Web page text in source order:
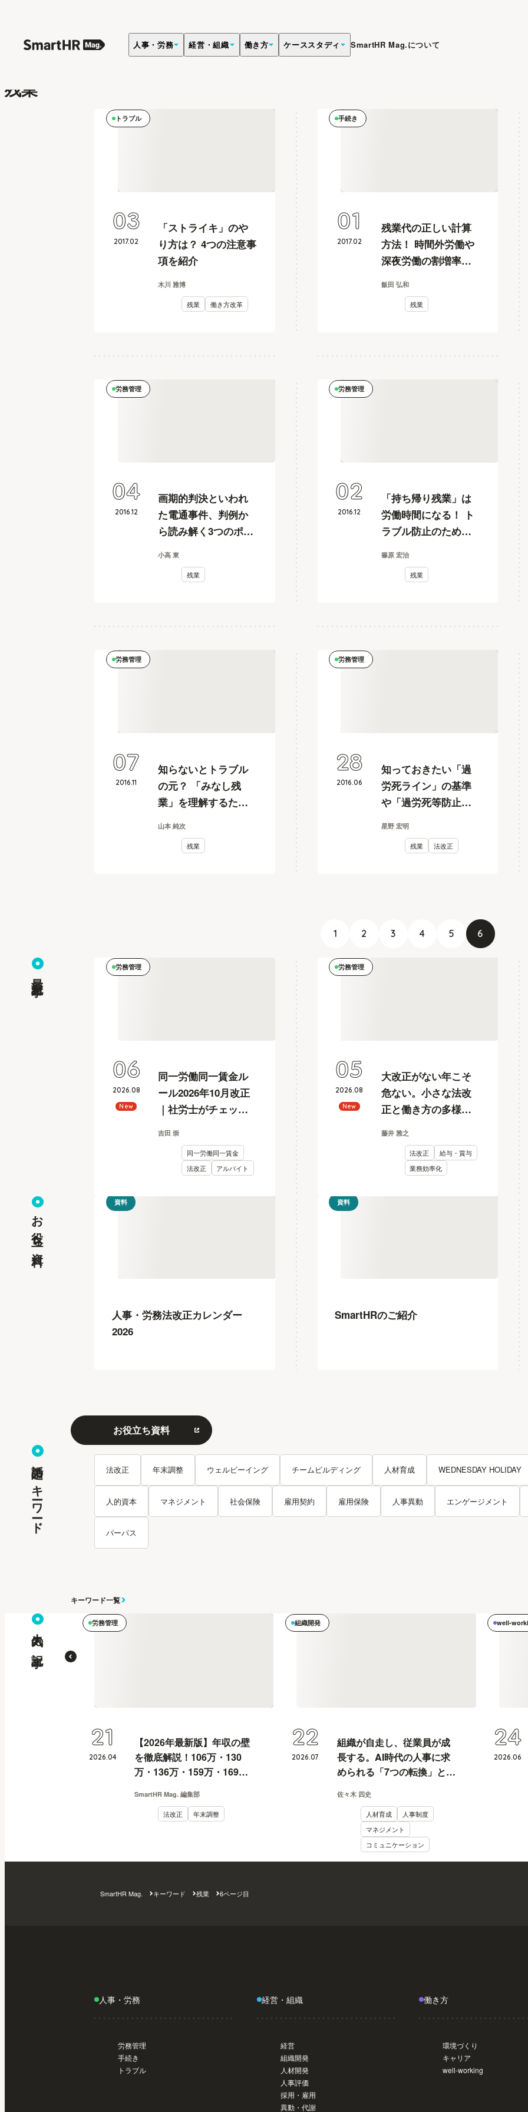
人事・労務 経営・組織 働き方 ケーススタディ SmartHR Mag.について
残業
トラブル
「ストライキ」のや
り方は？ 4つの注意事
項を紹介
木川 雅博
残業 働き方改革
2017.02
03
手続き
残業代の正しい計算
方法！ 時間外労働や
深夜労働の割増率を
飯田 弘和
残業
2017.02
01
労務管理
画期的判決といわれ
た電通事件、判例か
ら読み解く3つのポイ
小高 東
残業
2016.12
04
労務管理
「持ち帰り残業」は
労働時間になる！ ト
ラブル防止のために
とは？
篠原 宏治
残業
2016.12
02
労務管理
知らないとトラブル
の元？ 「みなし残
業」を理解するため
山本 純次
残業
2016.11
07
労務管理
知っておきたい「過
労死ライン」の基準
や「過労死等防止対
星野 宏明
残業 法改正
2016.06
28
1 2 3 4 5 6
労務管理
同一労働同一賃金ル
ール2026年10月改正
｜社労士がチェック
吉田 崇
同一労働同一賃金
法改正
アルバイト
2026.08
06
New
労務管理
大改正がない年こそ
危ない。小さな法改
正と働き方の多様化
算とリスク管理
藤井 雅之
法改正
給与・賞与
業務効率化
2026.08
05
New
お役立ち資料
資料
人事・労務法改正カレンダー
2026
資料
SmartHRのご紹介
お役立ち資料
話題のキーワード 法改正 年末調整 ウェルビーイング チームビルディング 人材育成 WEDNESDAY HOLIDAY
人的資本 マネジメント 社会保険 雇用契約 雇用保険 人事異動 エンゲージメント
パーパス
キーワード一覧
人気の記事
労務管理
【2026年最新版】年収の壁
を徹底解説！106万・130
万・136万・159万・169
は？
SmartHR Mag. 編集部
法改正 年末調整
2026.04
21
組織開発
組織が自走し、従業員が成
長する。AI時代の人事に求
められる「7つの転換」と
佐々木 四史
人材育成
人事制度
マネジメント
コミュニケーション
2026.07
22
well-
2026.06
24
SmartHR Mag. キーワード 残業 6ページ目
人事・労務
労務管理
手続き
トラブル
経営・組織
経営
組織開発
人材開発
人事評価
採用・雇用
異動・代謝
働き方
環境づくり
キャリア
well-working